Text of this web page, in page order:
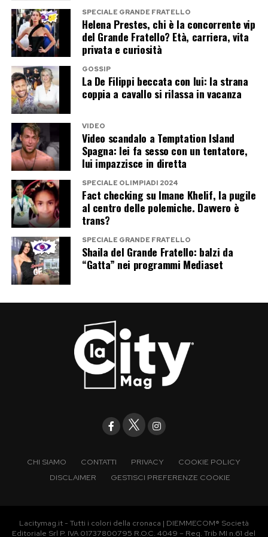
vestirà i panni di Zucchero, mentre Maria De
Filippi interpreterà Loredana Bertè. Un
accostamento che difficilmente sarebbe venuto
in mente anche al più fantasioso degli autori
televisivi: l’ex portavoce del premier e la regina
di Canale 5 trasformati in due icone della musica
italiana.
La presenza a Tu sì que vales dimostra che
Casalino non ha chiuso affatto la porta alla
televisione. La vera domanda riguarda il tipo di
televisione che intende scegliere. Una
performance ironica accanto a Maria De Filippi
richiede una sera di leggerezza. Il Grande
Fratello, invece, significherebbe settimane di
convivenza, esposizione continua e inevitabili
incursioni nel passato politico e privato.
Per ora il reality attende, Ilary Blasi prepara la
nuova edizione e gli autori continuano il
pressing. Rocco Casalino prende tempo. Ma nel
frattempo ha già trovato il modo di tornare
sotto i riflettori, con barba, cappello e voce
SPECIALE GRANDE FRATELLO
Helena Prestes, chi è la concorrente vip
del Grande Fratello? Età, carriera, vita
privata e curiosità
GOSSIP
La De Filippi beccata con lui: la strana
coppia a cavallo si rilassa in vacanza
VIDEO
Video scandalo a Temptation Island
Spagna: lei fa sesso con un tentatore,
lui impazzisce in diretta
SPECIALE OLIMPIADI 2024
Fact checking su Imane Khelif, la pugile
al centro delle polemiche. Davvero è
trans?
SPECIALE GRANDE FRATELLO
Shaila del Grande Fratello: balzi da
“Gatta” nei programmi Mediaset
CHI SIAMO CONTATTI PRIVACY
COOKIE POLICY
DISCLAIMER
GESTISCI PREFERENZE COOKIE
Lacitymag.it - Tutti i colori della cronaca | DIEMMECOM® Società
Editoriale Srl P. IVA 01737800795 R.O.C. 4049 – Reg. Trib MI n.61 del